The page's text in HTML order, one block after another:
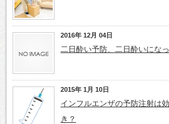
2016年 12月 04日
二日酔い予防、二日酔いにな
2015年 1月 10日
インフルエンザの予防注射は
き？